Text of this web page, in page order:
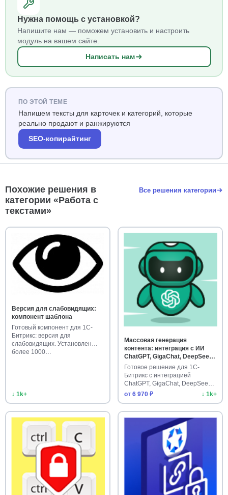
Нужна помощь с установкой?
Напишите нам — поможем установить и настроить
модуль на вашем сайте.
Написать нам
ПО ЭТОЙ ТЕМЕ
Напишем тексты для карточек и категорий, которые
реально продают и ранжируются
SEO-копирайтинг
Похожие решения в
категории «Работа с
текстами»
Все решения категории
Версия для слабовидящих:
компонент шаблона
Готовый компонент для 1С-
Битрикс: версия для
слабовидящих. Установлен
более 1000…
↓ 1k+
Массовая генерация
контента: интеграция с ИИ
ChatGPT, GigaChat, DeepSeek,
Claude, Gemini, Grok
Готовое решение для 1С-
Битрикс с интеграцией
ChatGPT, GigaChat, DeepSeek,
Claude…
от 6 970 ₽ ↓ 1k+